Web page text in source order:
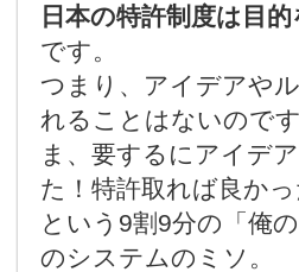
日本の特許制度は目
です。
つまり、アイデアや
れることはないので
ま、要するにアイデ
た！特許取れば良か
という9割9分の「俺
のシステムのミソ。